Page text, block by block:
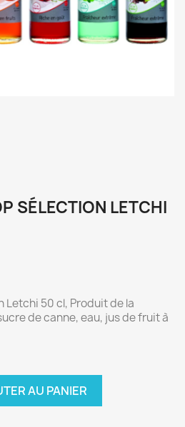
SÉLECTION LETCHI
Letchi 50 cl, Produit de la
de canne, eau, jus de fruit à
AU PANIER